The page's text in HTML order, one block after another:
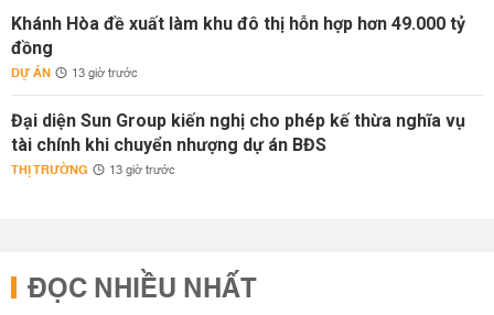
Khánh Hòa đề xuất làm khu đô thị hỗn hợp hơn 49.000 tỷ
đồng
DỰ ÁN 13 giờ trước
Đại diện Sun Group kiến nghị cho phép kế thừa nghĩa vụ
tài chính khi chuyển nhượng dự án BĐS
THỊ TRƯỜNG 13 giờ trước
ĐỌC NHIỀU NHẤT